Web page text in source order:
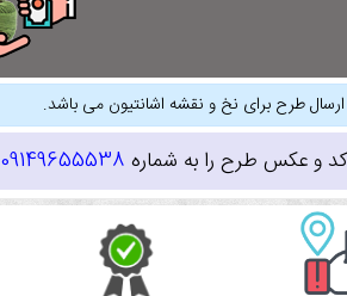
طرح برای نخ و نقشه اشانتیون می باشد.
و عکس طرح را به شماره 09149655538